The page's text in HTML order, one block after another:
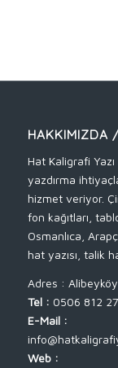
HAKKIMIZDA
Hat Kaligrafi
yazdırma
hizmet veriyor.
fon kağıtları,
Osmanlıca,
hat yazısı, talik
Adres :
Tel : 0506 812
E-Mail :
Web :